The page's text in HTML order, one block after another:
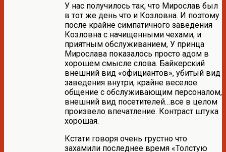
У нас получилось так, что Мирослав был
в тот же день что и Козловна. И поэтому
после крайне симпатичного заведения
Козловна с начищенными чехами, и
приятным обслуживанием, У принца
Мирослава показалось просто адом в
хорошем смысле слова. Байкерский
внешний вид «официантов», убитый вид
заведения внутри, крайне веселое
общение с обслуживающим персоналом,
внешний вид посетителей…все в целом
произвело впечатление. Контраст штука
хорошая.
Кстати говоря очень грустно что
захамили последнее время «Толстую